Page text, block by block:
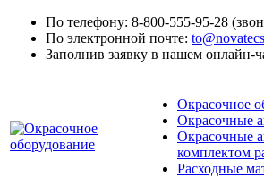
По телефону: 8-800-555-95-28
По электронной почте:
Заполнив заявку в нашем онлайн-
Окрасочное
Окрасочные
Окрасочные
комплектом
Расходные